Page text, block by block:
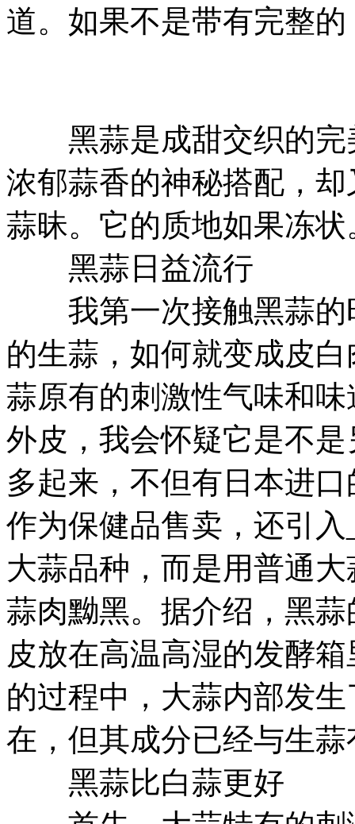
道。如果不是带有完整的
黑蒜是成甜交织的完
浓郁蒜香的神秘搭配，
蒜昧。它的质地如果冻
黑蒜日益流行
我第一次接触黑蒜的
的生蒜，如何就变成皮
蒜原有的刺激性气味和
外皮，我会怀疑它是不
多起来，不但有日本进
作为保健品售卖，还引
大蒜品种，而是用普通
蒜肉黝黑。据介绍，黑
皮放在高温高湿的发酵
的过程中，大蒜内部发
在，但其成分已经与生
黑蒜比白蒜更好